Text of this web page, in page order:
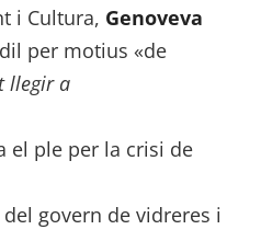
i Cultura, Genoveva
per motius «de
llegir a
el ple per la crisi de
govern de vidreres i